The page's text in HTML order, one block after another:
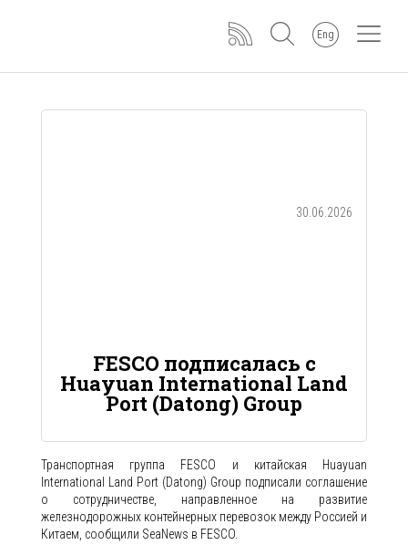
Eng
30.06.2026
FESCO подписалась с
Huayuan International Land
Port (Datong) Group
Транспортная группа FESCO и китайская Huayuan
International Land Port (Datong) Group подписали соглашение
о сотрудничестве, направленное на развитие
железнодорожных контейнерных перевозок между Россией и
Китаем, сообщили SeaNews в FESCO.